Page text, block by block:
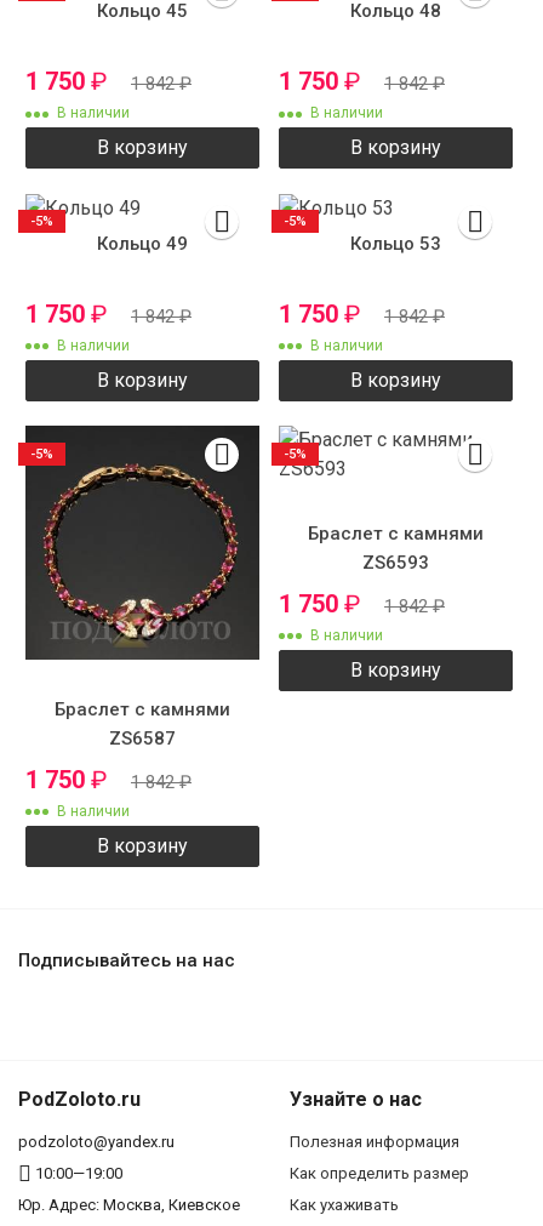
Кольцо 45
1 750 ₽ 1 842₽
В наличии
В корзину
Кольцо 48
1 750 ₽ 1 842₽
В наличии
В корзину
Кольцо 49
1 750 ₽ 1 842₽
В наличии
В корзину
-5%
Кольцо 53
1 750 ₽ 1 842₽
В наличии
В корзину
-5%
Браслет с камнями
ZS6587
1 750 ₽ 1 842₽
В наличии
В корзину
-5%
Браслет с камнями
ZS6593
1 750 ₽ 1 842₽
В наличии
В корзину
-5%
Подписывайтесь на нас
PodZoloto.ru
podzoloto@yandex.ru
10:00—19:00
Юр. Адреc: Москва, Киевское
Узнайте о нас
Полезная информация
Как определить размер
Как ухаживать